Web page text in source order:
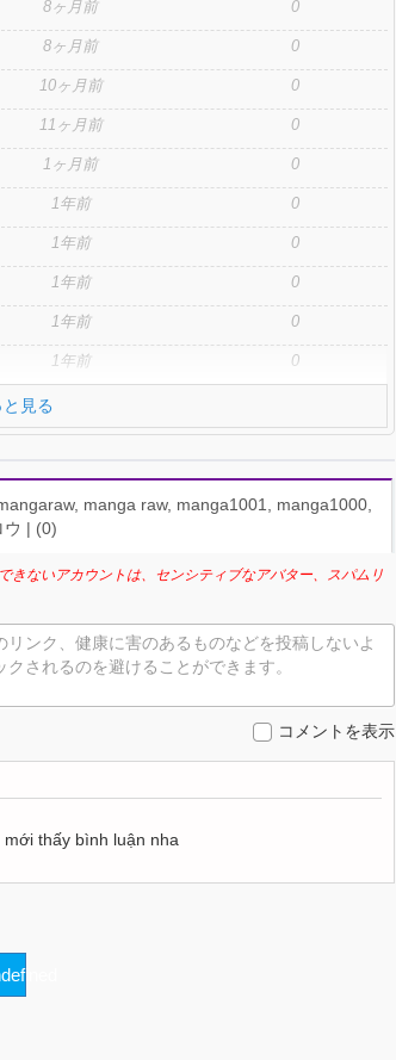
8ヶ月前 0
8ヶ月前 0
10ヶ月前 0
11ヶ月前 0
1ヶ月前 0
1年前 0
1年前 0
1年前 0
1年前 0
1年前 0
見る
manga raw, manga1001, manga1000,
ウ | (0)
きないアカウントは、センシティブなアバター、スパムリ
ンク、健康に害のあるものなどを投稿しないよ
されるのを避けることができます。
コメントを表示
thấy bình luận nha